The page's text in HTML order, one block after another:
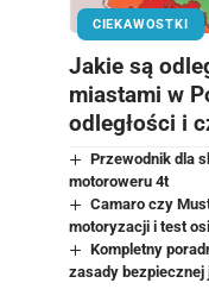
CIEKAWOSTKI
Jakie są
miastami w
odległości i
Przewodnik dla
motoroweru 4t
Camaro czy
motoryzacji i test
Kompletny
zasady bezpiecznej